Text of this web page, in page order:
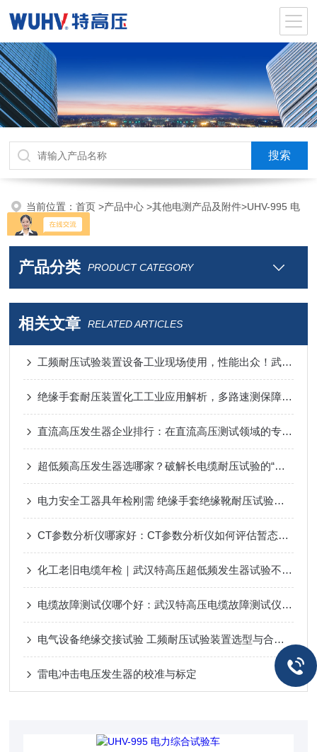
当前位置：首页>产品中心>其他电测产品及附件>UHV-995 电
力综合试验车
产品分类 PRODUCT CATEGORY
相关文章 RELATED ARTICLES
工频耐压试验装置设备工业现场使用，性能出众！武汉经典技术历经考验
绝缘手套耐压装置化工工业应用解析，多路速测保障高危作业安全
直流高压发生器企业排行：在直流高压测试领域的专注与演进
超低频高压发生器选哪家？破解长电缆耐压试验的“轻量化”与“等效性”密码
电力安全工器具年检刚需 绝缘手套绝缘靴耐压试验装置合规选型解析
CT参数分析仪哪家好：CT参数分析仪如何评估暂态性能与饱和风险？
化工老旧电缆年检｜武汉特高压超低频发生器试验不伤绝缘
电缆故障测试仪哪个好：武汉特高压电缆故障测试仪如何提升检修效率
电气设备绝缘交接试验 工频耐压试验装置选型与合规解析
雷电冲击电压发生器的校准与标定